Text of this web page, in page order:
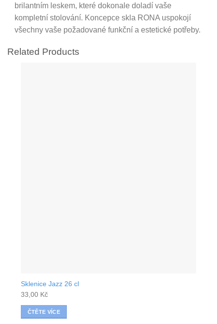
brilantním leskem, které dokonale doladí vaše
kompletní stolování. Koncepce skla RONA uspokojí
všechny vaše požadované funkční a estetické potřeby.
Related Products
Sklenice Jazz 26 cl
33,00 Kč
ČTĚTE VÍCE